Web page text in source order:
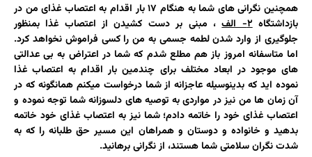
همچنین نگرانی های شما به هنگام ۱۷ بار اقدام به اعتصاب غذای من در
بازداشتگاه۲- الف
، مبنی بر دست کشیدن از اعتصاب غذا بمنظور
جلوگیری از وارد شدن لطمه جسمی به من را کسی فراموش نخواهد کرد.
اما متاسفانه امروز باز هم مطلع شدم که شما در اعتراض به بی عدالتی
های موجود در ابعاد مختلف برای چندمین بار اقدام به اعتصاب غذا
نموده اید که بدینوسیله عاجزانه از شما درخواست میکنم همانگونه که در
آن زمان ها من نیز در مواردی به توصیه های دلسوزانه شما توجه نموده و
اعتصاب غذای خود را خاتمه دادم؛ شما نیز به اعتصاب غذای خود خاتمه
بدهید و خانواده و دوستان و همراهان این مسیر حق طلبانه را که به
شدت نگران سلامتی شما هستند، از نگرانی برهانید.